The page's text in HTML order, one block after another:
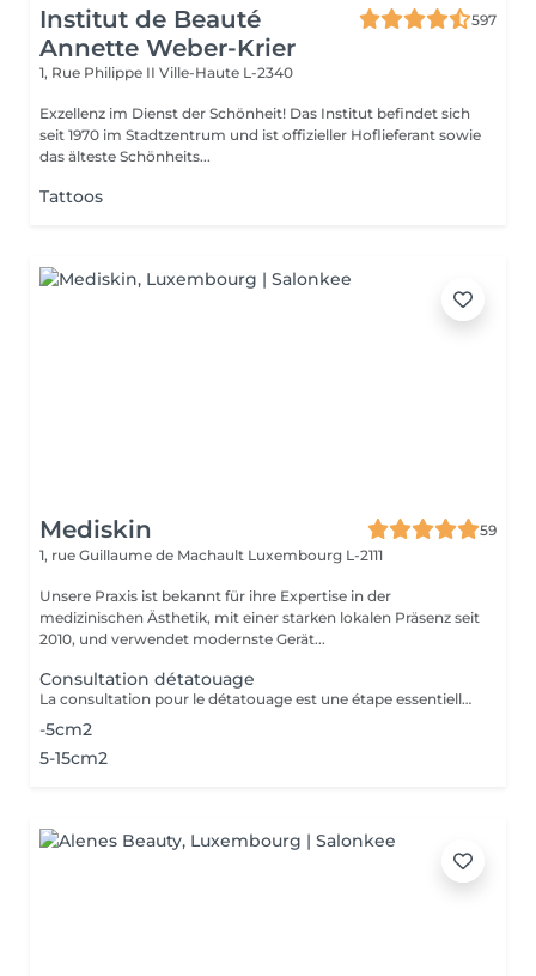
Institut de Beauté
Annette Weber-Krier
597
1, Rue Philippe II Ville-Haute L-2340
Exzellenz im Dienst der Schönheit! Das Institut befindet sich
seit 1970 im Stadtzentrum und ist offizieller Hoflieferant sowie
das älteste Schönheits...
Tattoos
Mediskin
59
1, rue Guillaume de Machault Luxembourg L-2111
Unsere Praxis ist bekannt für ihre Expertise in der
medizinischen Ästhetik, mit einer starken lokalen Präsenz seit
2010, und verwendet modernste Gerät...
Consultation détatouage
La consultation pour le détatouage est une étape essentielle avant le traitement. Elle permet d'évaluer la taille, les couleurs et la profondeur du tatouage, ainsi que le type de peau du patient. Le professionnel explique le déroulement du traitement, le nombre de séances nécessaires et les éventuels effets secondaires. C'est aussi le moment pour poser toutes vos questions et discuter des attentes en termes de résultats
-5cm2
5-15cm2